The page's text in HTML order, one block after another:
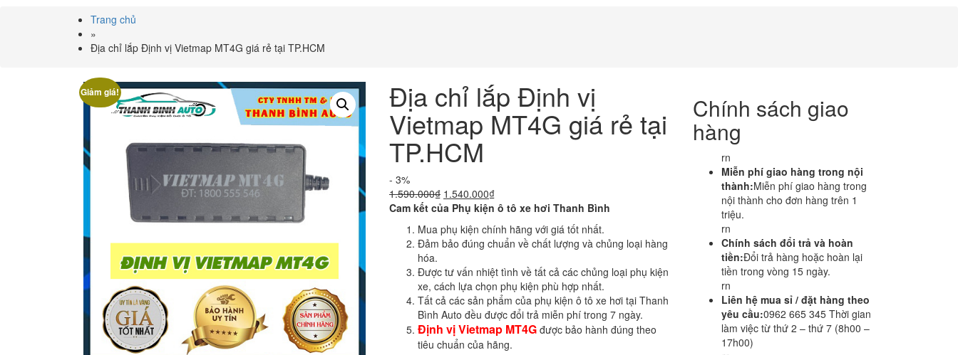
Trang chủ
»
Địa chỉ lắp Định vị Vietmap MT4G giá rẻ tại TP.HCM
Giảm giá! Địa chỉ lắp Định vị
Vietmap MT4G giá rẻ tại
TP.HCM
- 3%
1.590.000₫ Giá
gốc
1.590.000₫.
1.540.000₫Giá
hiện
là:
1.540.000₫.
Cam kết của Phụ kiện ô tô xe hơi Thanh Bình
Mua phụ kiện chính hãng với giá tốt nhất.
Đảm bảo đúng chuẩn về chất lượng và chủng loại hàng
hóa.
Được tư vấn nhiệt tình về tất cả các chủng loại phụ kiện
xe, cách lựa chọn phụ kiện phù hợp nhất.
Tất cả các sản phẩm của phụ kiện ô tô xe hơi tại Thanh
Bình Auto đều được đổi trả miễn phí trong 7 ngày.
Định vị Vietmap MT4G được bảo hành đúng theo
tiêu chuẩn của hãng.
Chính sách giao
hàng
rn
Miễn phí giao hàng trong nội
thành:Miễn phí giao hàng trong
nội thành cho đơn hàng trên 1
triệu.
rn
Chính sách đổi trả và hoàn
tiền:Đổi trả hàng hoặc hoàn lại
tiền trong vòng 15 ngày.
rn
Liên hệ mua sỉ / đặt hàng theo
yêu cầu:0962 665 345 Thời gian
làm việc từ thứ 2 – thứ 7 (8h00 –
17h00)